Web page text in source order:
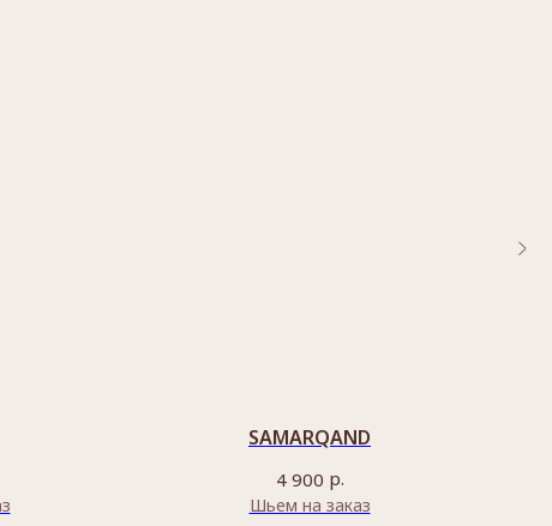
SAMARQAND
4 900 р.